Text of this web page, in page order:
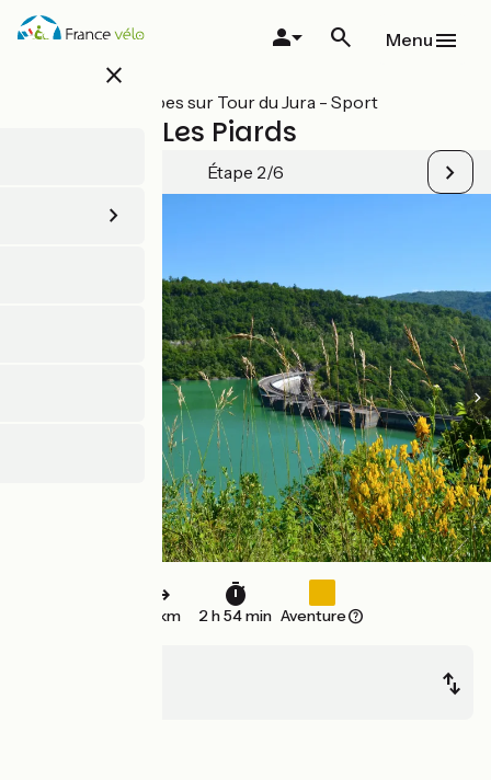
Aller
au
close
Menu
Toutes les étapes sur Tour du Jura - Sport
Arinthod / Les Piards
Étape 2/6
44 km 2 h 54 min Aventure